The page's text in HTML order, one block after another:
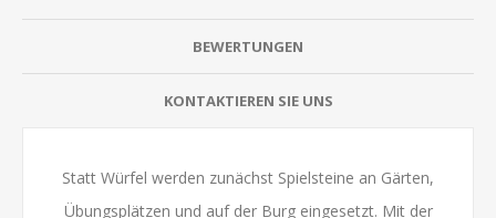
BEWERTUNGEN
KONTAKTIEREN SIE UNS
Statt Würfel werden zunächst Spielsteine an Gärten,
Übungsplätzen und auf der Burg eingesetzt. Mit der